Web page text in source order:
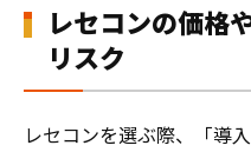
レセコンの価格
リスク
レセコンを選ぶ際、「導